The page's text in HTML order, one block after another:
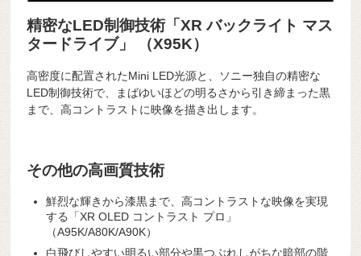
精密なLED制御技術「XR バックライト マス
タードライブ」 （X95K）
高密度に配置されたMini LED光源と、ソニー独自の精密な
LED制御技術で、まばゆいほどの明るさから引き締まった黒
まで、高コントラストに映像を描き出します。
その他の高画質技術
鮮烈な輝きから漆黒まで、高コントラストな映像を実現
する
「XR OLED コントラスト プロ」
（A95K/A80K/A90K）
白飛びしやすい明るい部分や黒つぶれしがちな暗部の階